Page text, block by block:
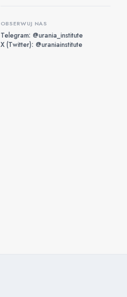
OBSERWUJ NAS
Telegram: @urania_institute
X (Twitter): @uraniainstitute